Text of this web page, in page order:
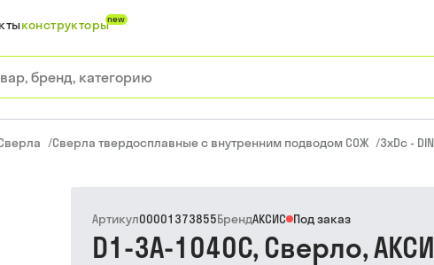
конструкторыnew
/Сверла твердосплавные с внутренним подводом СОЖ /3xDc -
Артикул00001373855БрендАКСИС Под заказ
D1-3A-1040C, Сверло,